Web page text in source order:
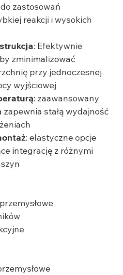
zastosowań
reakcji i wysokich
: Efektywnie
zminimalizować
przy jednoczesnej
wyjściowej
: zaawansowany
zapewnia stałą wydajność
: elastyczne opcje
integrację z różnymi